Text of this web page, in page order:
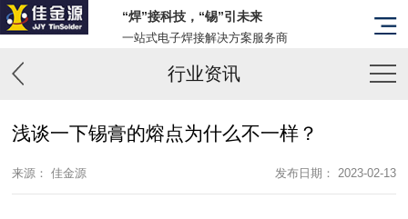
“焊”接科技，“锡”引未来
一站式电子焊接解决方案服务商
行业资讯
浅谈一下锡膏的熔点为什么不一样？
来源： 佳金源 发布日期： 2023-02-13